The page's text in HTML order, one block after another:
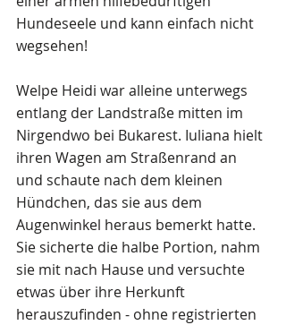
Hundeseele und kann einfach nicht
wegsehen!
Welpe Heidi war alleine unterwegs
entlang der Landstraße mitten im
Nirgendwo bei Bukarest. Iuliana hielt
ihren Wagen am Straßenrand an
und schaute nach dem kleinen
Hündchen, das sie aus dem
Augenwinkel heraus bemerkt hatte.
Sie sicherte die halbe Portion, nahm
sie mit nach Hause und versuchte
etwas über ihre Herkunft
herauszufinden - ohne registrierten